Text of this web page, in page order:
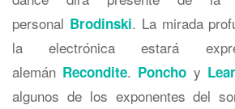
personal Brodinski. La mirada
la electrónica estará
alemán Recondite. Poncho y
algunos de los exponentes del